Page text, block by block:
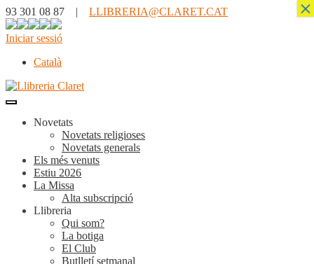
93 301 08 87 | LLIBRERIA@CLARET.CAT
Iniciar sessió
Català
Novetats
Novetats religioses
Novetats generals
Els més venuts
Estiu 2026
La Missa
Alta subscripció
Llibreria
Qui som?
La botiga
El Club
Butlletí setmanal
×